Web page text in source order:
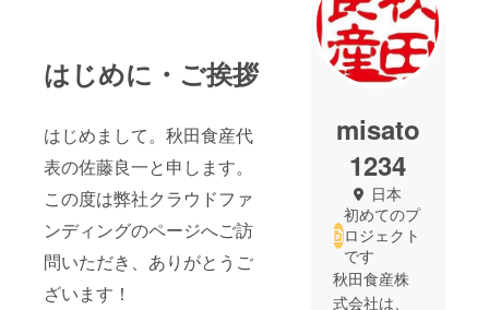
はじめに・ご挨拶
はじめまして。秋田食産代
表の佐藤良一と申します。
この度は弊社クラウドファ
ンディングのページへご訪
問いただき、ありがとうご
ざいます！
misato
1234
日本
初めてのプ
ロジェクト
です
秋田食産株
式会社は、